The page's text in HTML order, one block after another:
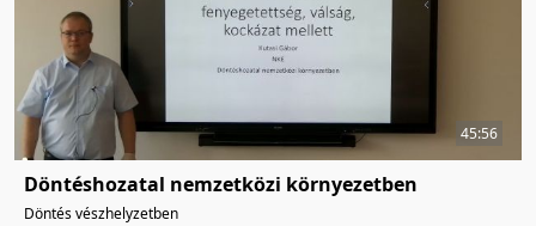
45:56
Döntéshozatal nemzetközi környezetben
Döntés vészhelyzetben